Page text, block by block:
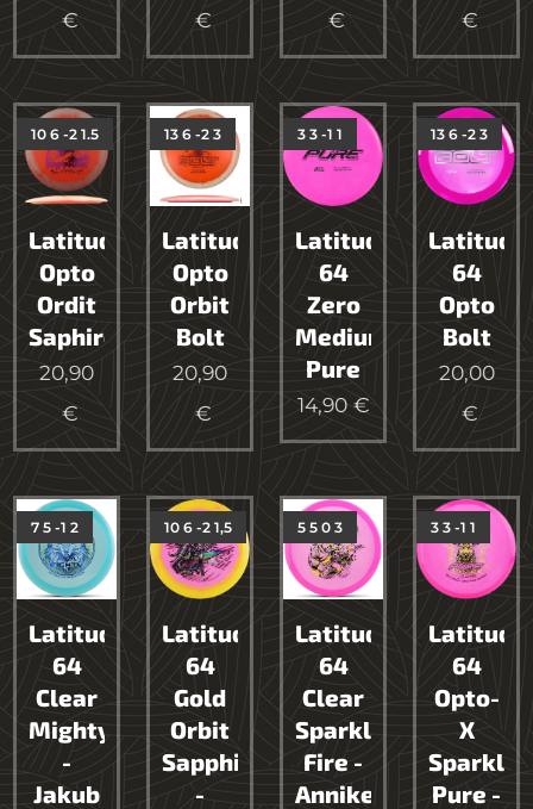
€ € € €
Latitude64
Opto
Ordit
Saphire
10 6 -2 1.5
20,90
€
Latitude64
Opto
Orbit
Bolt
13 6 -2 3
20,90
€
Latitude
64
Zero
Medium
Pure
3 3 -1 1
14,90€
Latitude
64
Opto
Bolt
13 6 -2 3
20,00
€
Latitude
64
Clear
Mighty
-
Jakub
7 5 -1 2
Latitude
64
Gold
Orbit
Sapphire
-
10 6 -2 1,5
Latitude
64
Clear
Sparkle
Fire -
Anniken
5 5 0 3
Latitude
64
Opto-
X
Sparkle
Pure -
3 3 -1 1